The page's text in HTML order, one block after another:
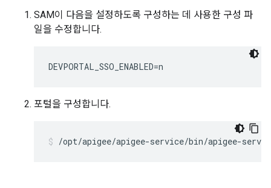
SAM이 다음을 설정하도록 구성하는 데 사용한 구성 파
일을 수정합니다.
DEVPORTAL_SSO_ENABLED=n
포털을 구성합니다.
/opt/apigee/apigee-service/bin/apigee-